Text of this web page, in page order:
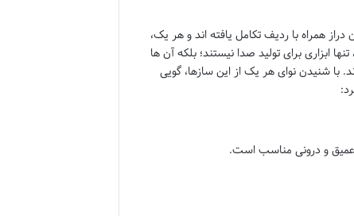
همراه با ردیف تکامل یافته اند و هر یک،
ابزاری برای تولید صدا نیستند؛ بلکه آن ها
با شنیدن نوای هر یک از این سازها، گویی
عمیق و درونی مناسب است.